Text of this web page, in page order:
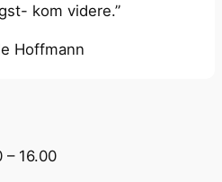
kom videre.”
Hoffmann
– 16.00